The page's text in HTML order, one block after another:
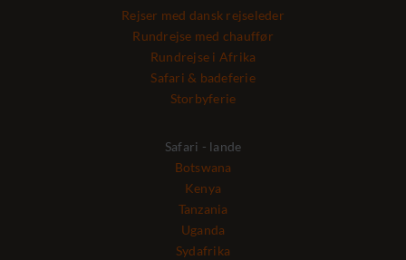
Rejser med dansk rejseleder
Rundrejse med chauffør
Rundrejse i Afrika
Safari & badeferie
Storbyferie
Safari - lande
Botswana
Kenya
Tanzania
Uganda
Sydafrika